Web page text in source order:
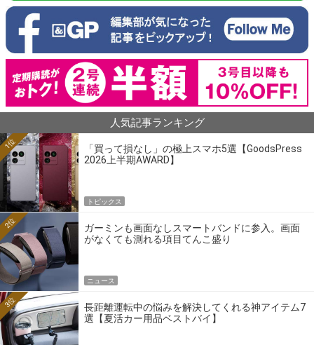
人気記事ランキング
「買って損なし」の極上スマホ5選【GoodsPress
2026上半期AWARD】
1位
トピックス
ガーミンも画面なしスマートバンドに参入。画面
がなくても測れる項目てんこ盛り
2位
ニュース
長距離運転中の悩みを解決してくれる神アイテム7
選【夏活カー用品ベストバイ】
3位